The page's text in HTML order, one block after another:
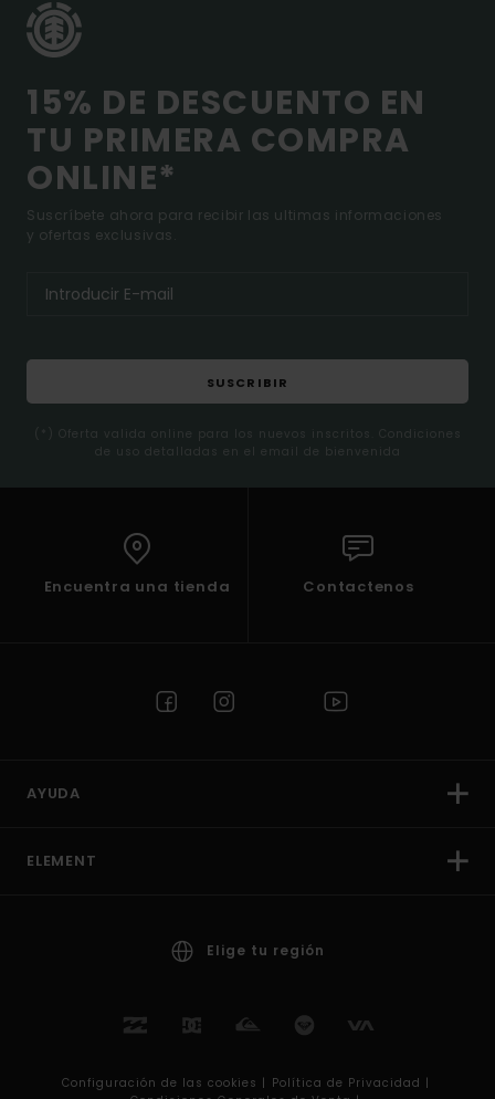
15% DE DESCUENTO EN
TU PRIMERA COMPRA
ONLINE*
Suscríbete ahora para recibir las ultimas informaciones
y ofertas exclusivas.
SUSCRIBIR
(*) Oferta valida online para los nuevos inscritos. Condiciones
de uso detalladas en el email de bienvenida
Encuentra una tienda Contactenos
AYUDA
ELEMENT
Elige tu región
Configuración de las cookies | Política de Privacidad |